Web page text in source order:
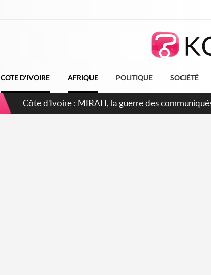
COTE D'IVOIRE AFRIQUE POLITIQUE SOCIÉTÉ
Côte d'Ivoire : Indépendance 2026, Thiam